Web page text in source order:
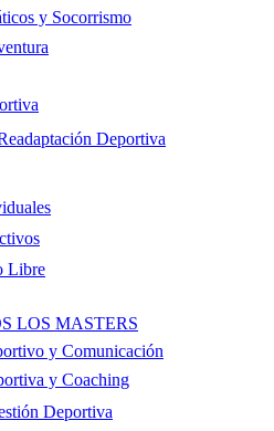
y Socorrismo
Deportiva
Libre
LOS MASTERS
y Comunicación
y Coaching
Deportiva